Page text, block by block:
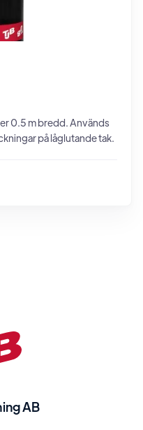
0.5 m bredd. Används
på låglutande tak.
AB